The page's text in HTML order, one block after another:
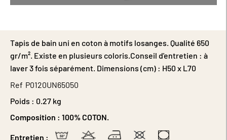
Tapis de bain uni en coton à motifs losanges. Qualité 650
gr/m². Existe en plusieurs coloris.Conseil d'entretien : à
laver 3 fois séparément. Dimensions (cm) : H50 x L70
Ref P0120UN65050
Poids : 0.27 kg
Composition : 100% COTON.
Entretien :